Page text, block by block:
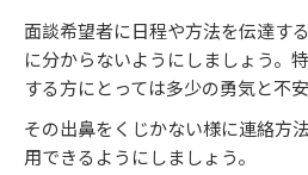
面談希望者に日程や方法を伝達す
に分からないようにしましょう。
する方にとっては多少の勇気と不
その出鼻をくじかない様に連絡方
用できるようにしましょう。